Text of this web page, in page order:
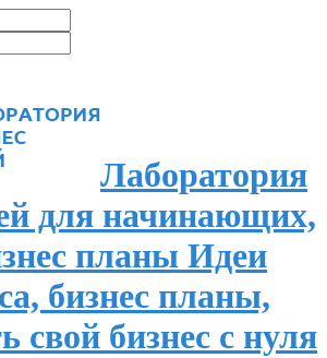
Лаборатория
для начинающих,
планы Идеи
бизнес планы,
свой бизнес с нуля